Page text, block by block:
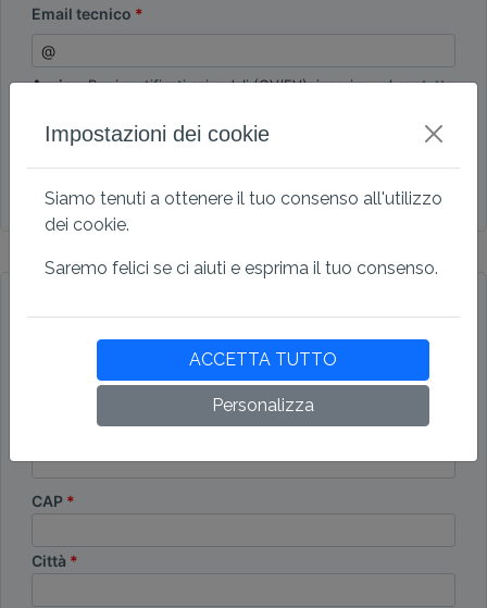
Email tecnico
Avviso:Per i certificati aziendali (OV/EV), inserire nel contatto
certificato per conto dell'azienda. Questa persona verrà
anche convalidata dall'autorità.
I contatti tecnici e di autorizzazione sono
identici
Dati di fatturazione
Account aziendale Conto personale
CAP
Città
Impostazioni dei cookie
Siamo tenuti a ottenere il tuo consenso all'utilizzo
dei cookie.
Saremo felici se ci aiuti e esprima il tuo consenso.
ACCETTA TUTTO
Personalizza